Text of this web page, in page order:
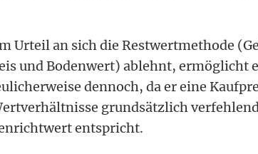
Urteil an sich die Restwertmethode
und Bodenwert) ablehnt, ermöglicht
dennoch, da er eine
grundsätzlich
entspricht.